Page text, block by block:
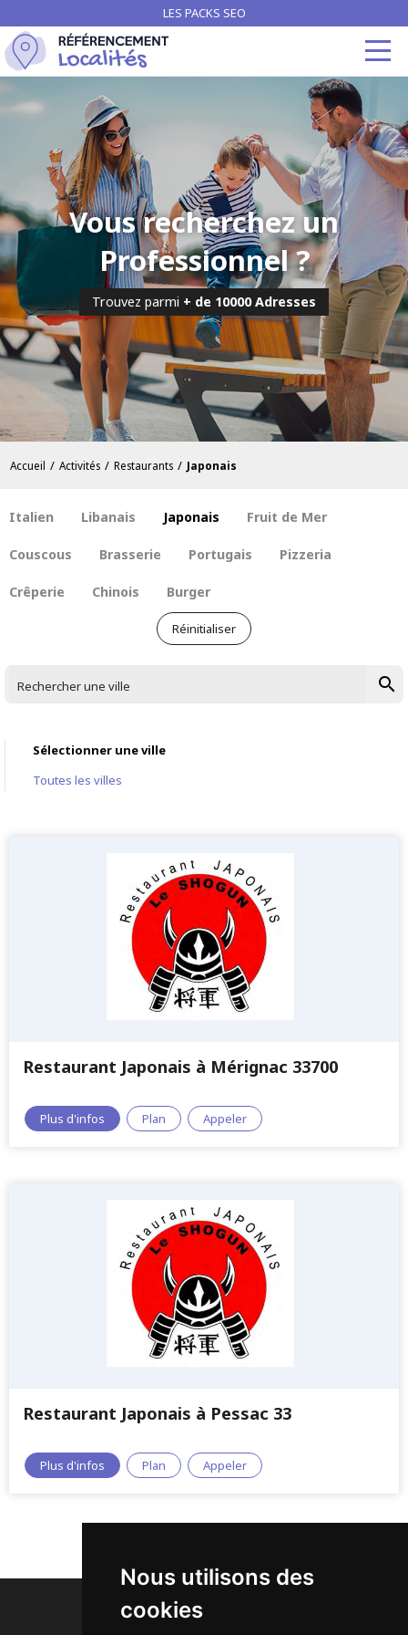
Nous utilisons des
cookies
LES PACKS SEO
Vous recherchez un
Professionnel ?
Trouvez parmi + de 10000 Adresses
Accueil / Activités / Restaurants / Japonais
Italien Libanais Japonais Fruit de Mer
Couscous Brasserie Portugais Pizzeria
Crêperie Chinois Burger
Réinitialiser
Restaurant Japonais à Mérignac 33700
Plus d'infos Plan Appeler
Restaurant Japonais à Pessac 33
Plus d'infos Plan Appeler
Rechercher une ville search
Sélectionner une ville
Toutes les villes